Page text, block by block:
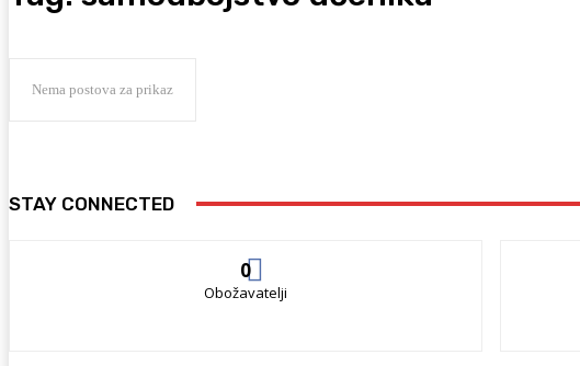
Nema postova za prikaz
STAY CONNECTED
0
Obožavatelji